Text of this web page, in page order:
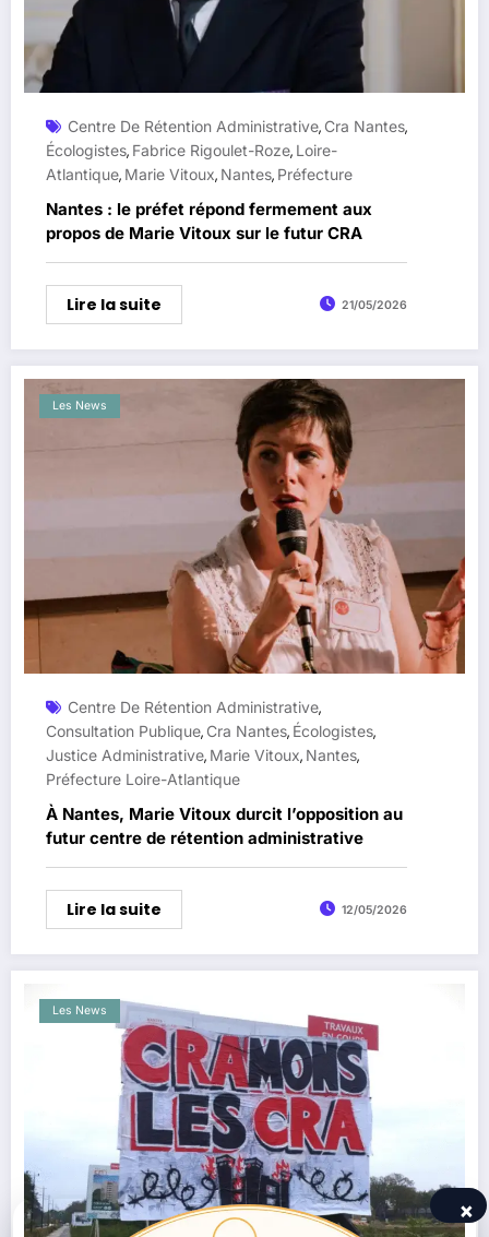
Centre De Rétention Administrative, Cra Nantes,
Écologistes, Fabrice Rigoulet-Roze, Loire-
Atlantique, Marie Vitoux, Nantes, Préfecture
Nantes : le préfet répond fermement aux
propos de Marie Vitoux sur le futur CRA
Lire la suite 21/05/2026
Les News
Centre De Rétention Administrative,
Consultation Publique, Cra Nantes, Écologistes,
Justice Administrative, Marie Vitoux, Nantes,
Préfecture Loire-Atlantique
À Nantes, Marie Vitoux durcit l’opposition au
futur centre de rétention administrative
Lire la suite 12/05/2026
Les News
×